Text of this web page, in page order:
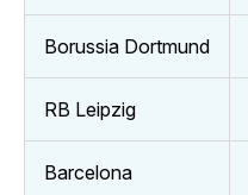
Borussia Dortmund
RB Leipzig
Barcelona